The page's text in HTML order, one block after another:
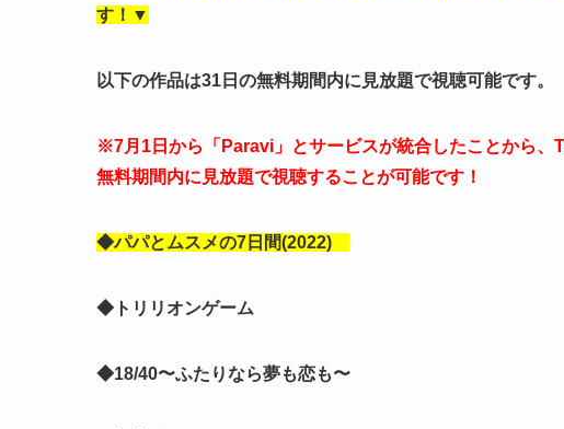
す！▼
以下の作品は31日の無料期間内に見放題で視聴可能です。
※7月1日から「Paravi」とサービスが統合したことから
無料期間内に見放題で視聴することが可能です！
◆パパとムスメの7日間(2022)
◆トリリオンゲーム
◆18/40〜ふたりなら夢も恋も〜